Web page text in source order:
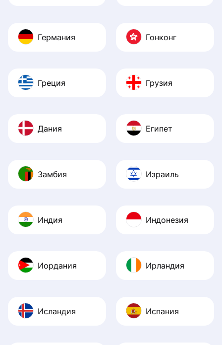
Германия Гонконг
Греция Грузия
Дания Египет
Замбия Израиль
Индия Индонезия
Иордания Ирландия
Исландия Испания